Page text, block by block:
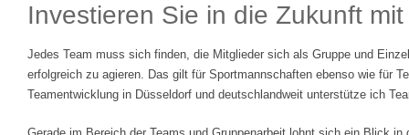
Investieren Sie in die Zukunft
Jedes Team muss sich finden, die Mitglieder sich als Gruppe und
erfolgreich zu agieren. Das gilt für Sportmannschaften ebenso wie für
Teamentwicklung in Düsseldorf und deutschlandweit unterstütze ich